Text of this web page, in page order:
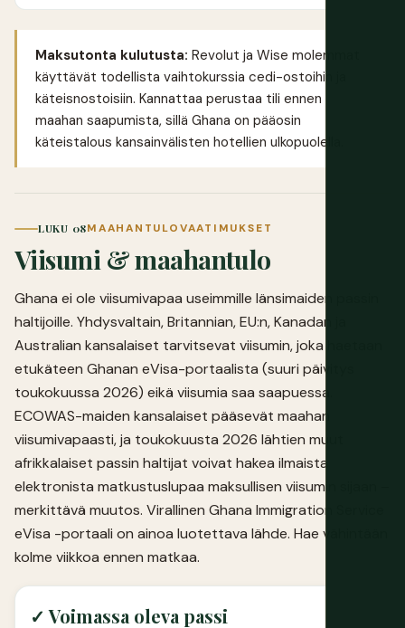
Maksutonta kulutusta: Revolut ja Wise molemmat
käyttävät todellista vaihtokurssia cedi-ostoihin ja
käteisnostoisiin. Kannattaa perustaa tili ennen
maahan saapumista, sillä Ghana on pääosin
käteistalous kansainvälisten hotellien ulkopuolella.
LUKU 08MAAHANTULOVAATIMUKSET
Viisumi & maahantulo
Ghana ei ole viisumivapaa useimmille länsimaiden passin
haltijoille. Yhdysvaltain, Britannian, EU:n, Kanadan ja
Australian kansalaiset tarvitsevat viisumin, joka haetaan
etukäteen Ghanan eVisa-portaalista (suuri päivitys
toukokuussa 2026) eikä viisumia saa saapuessa.
ECOWAS-maiden kansalaiset pääsevät maahan
viisumivapaasti, ja toukokuusta 2026 lähtien muut
afrikkalaiset passin haltijat voivat hakea ilmaista
elektronista matkustuslupaa maksullisen viisumin sijaan –
merkittävä muutos. Virallinen Ghana Immigration Service
eVisa -portaali on ainoa luotettava lähde. Hae vähintään
kolme viikkoa ennen matkaa.
✓ Voimassa oleva passi